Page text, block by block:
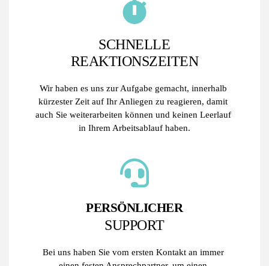
SCHNELLE
REAKTIONSZEITEN
Wir haben es uns zur Aufgabe gemacht, innerhalb
kürzester Zeit auf Ihr Anliegen zu reagieren, damit
auch Sie weiterarbeiten können und keinen Leerlauf
in Ihrem Arbeitsablauf haben.
PERSÖNLICHER
SUPPORT
Bei uns haben Sie vom ersten Kontakt an immer